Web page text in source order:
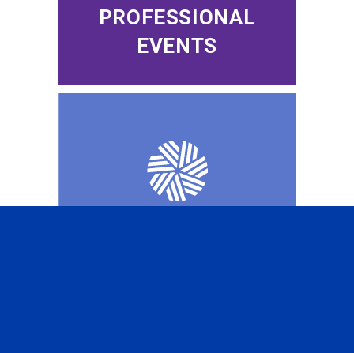
PROFESSIONAL
EVENTS